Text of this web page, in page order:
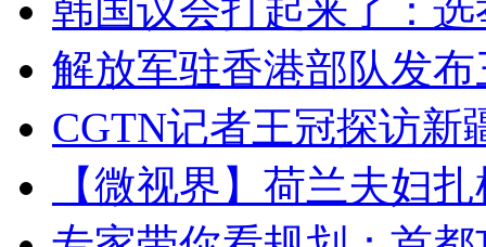
韩国议会打起来了：
解放军驻香港部队发
CGTN记者王冠探访新
【微视界】荷兰夫妇